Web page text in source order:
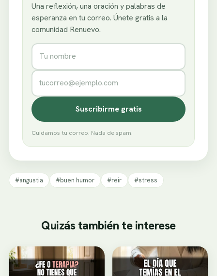
Una reflexión, una oración y palabras de
esperanza en tu correo. Únete gratis a la
comunidad Renuevo.
Nombre
Correo electrónico
Suscribirme gratis
Cuidamos tu correo. Nada de spam.
#angustia #buen humor #reir #stress
Quizás también te interese